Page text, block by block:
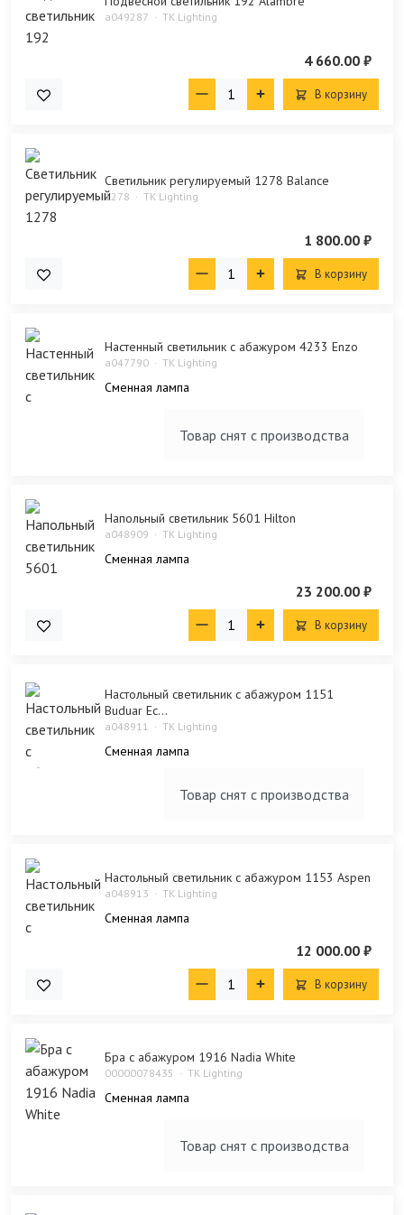
a049287 TK Lighting
4 660.00 ₽
В корзину
Светильник регулируемый 1278 Balance
1278 TK Lighting
1 800.00 ₽
В корзину
Настенный светильник с абажуром 4233 Enzo
a047790 TK Lighting
Сменная лампа
Товар снят с производства
Напольный светильник 5601 Hilton
a048909 TK Lighting
Сменная лампа
23 200.00 ₽
В корзину
Настольный светильник с абажуром 1151
Buduar Ec...
a048911 TK Lighting
Сменная лампа
Товар снят с производства
Настольный светильник с абажуром 1153 Aspen
a048913 TK Lighting
Сменная лампа
12 000.00 ₽
В корзину
Бра с абажуром 1916 Nadia White
00000078435 TK Lighting
Сменная лампа
Товар снят с производства